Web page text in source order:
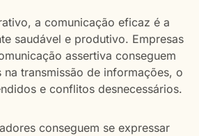
a comunicação eficaz é a
saudável e produtivo. Empresas
assertiva conseguem
transmissão de informações, o
e conflitos desnecessários.
conseguem se expressar